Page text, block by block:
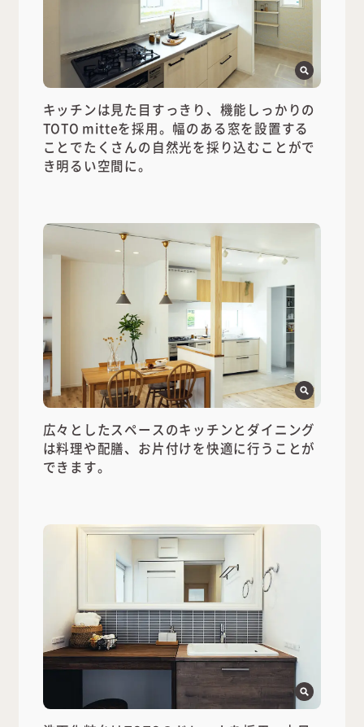
キッチンは見た目すっきり、機能しっかりの
TOTO mitteを採用。幅のある窓を設置する
ことでたくさんの自然光を採り込むことがで
き明るい空間に。
広々としたスペースのキッチンとダイニング
は料理や配膳、お片付けを快適に行うことが
できます。